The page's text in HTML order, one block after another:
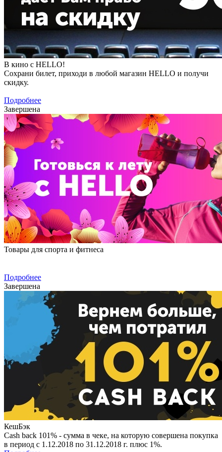
В кино с HELLO!
Сохрани билет, приходи в любой магазин HELLO и получи
скидку.
Подробнее
Завершена
Товары для спорта и фитнеса
Подробнее
Завершена
КешБэк
Cash back 101% - сумма в чеке, на которую совершена покупка
в период с 1.12.2018 по 31.12.2018 г. плюс 1%.